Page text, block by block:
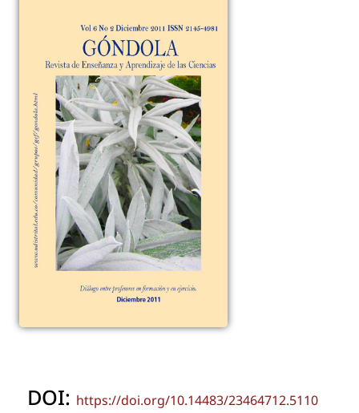
DOI: https://doi.org/10.14483/23464712.5110